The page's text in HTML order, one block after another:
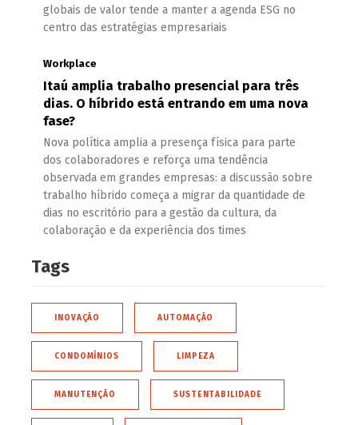
globais de valor tende a manter a agenda ESG no
centro das estratégias empresariais
Workplace
Itaú amplia trabalho presencial para três
dias. O híbrido está entrando em uma nova
fase?
Nova política amplia a presença física para parte
dos colaboradores e reforça uma tendência
observada em grandes empresas: a discussão sobre
trabalho híbrido começa a migrar da quantidade de
dias no escritório para a gestão da cultura, da
colaboração e da experiência dos times
Tags
INOVAÇÃO AUTOMAÇÃO
CONDOMÍNIOS LIMPEZA
MANUTENÇÃO SUSTENTABILIDADE